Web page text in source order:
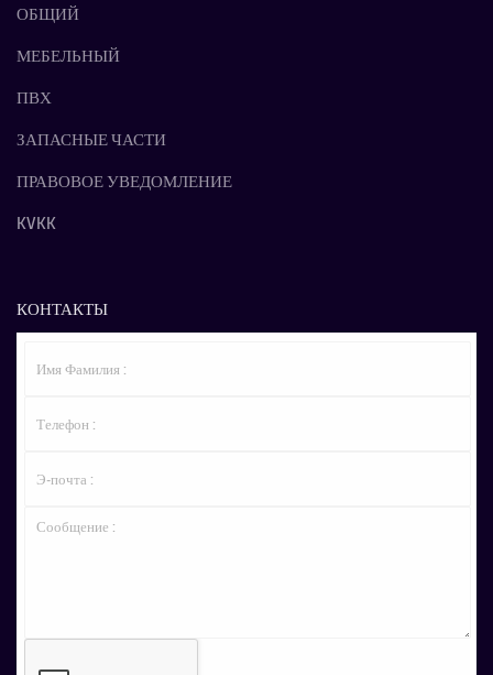
ОБЩИЙ
МЕБЕЛЬНЫЙ
ПВХ
ЗАПАСНЫЕ ЧАСТИ
ПРАВОВОЕ УВЕДОМЛЕНИЕ
KVKK
КОНТАКТЫ